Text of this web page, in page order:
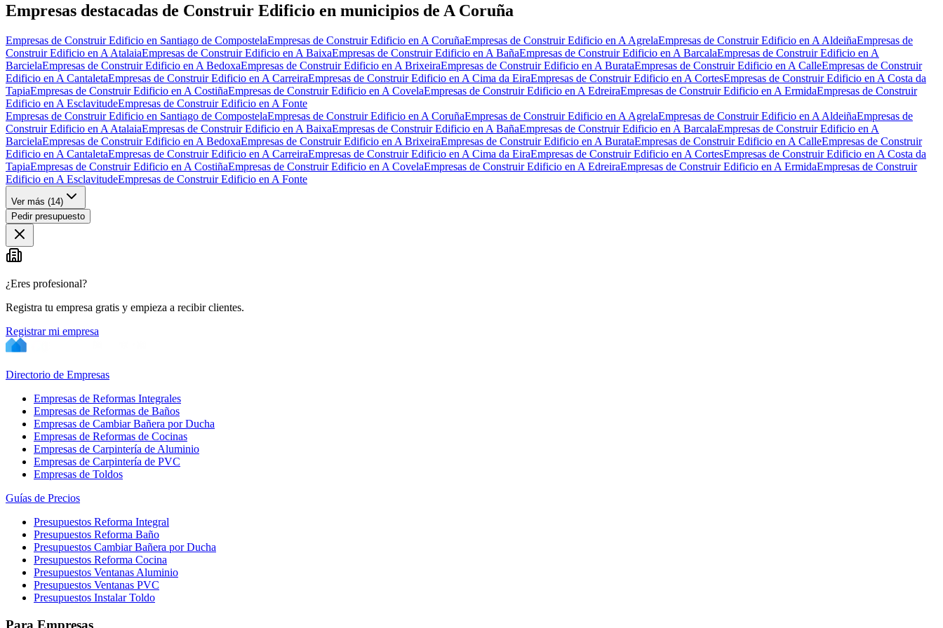
−
Empresas destacadas de Construir Edificio en municipios de A Coruña
Empresas de Construir Edificio en Santiago de CompostelaEmpresas de Construir Edificio en A CoruñaEmpresas de Construir Edificio en A AgrelaEmpresas de Construir Edificio en A AldeiñaEmpresas de
Construir Edificio en A AtalaiaEmpresas de Construir Edificio en A BaixaEmpresas de Construir Edificio en A BañaEmpresas de Construir Edificio en A BarcalaEmpresas de Construir Edificio en A
BarcielaEmpresas de Construir Edificio en A BedoxaEmpresas de Construir Edificio en A BrixeiraEmpresas de Construir Edificio en A BurataEmpresas de Construir Edificio en A CalleEmpresas de Construir
Edificio en A CantaletaEmpresas de Construir Edificio en A CarreiraEmpresas de Construir Edificio en A Cima da EiraEmpresas de Construir Edificio en A CortesEmpresas de Construir Edificio en A Costa da
TapiaEmpresas de Construir Edificio en A CostiñaEmpresas de Construir Edificio en A CovelaEmpresas de Construir Edificio en A EdreiraEmpresas de Construir Edificio en A ErmidaEmpresas de Construir
Edificio en A EsclavitudeEmpresas de Construir Edificio en A Fonte
Empresas de Construir Edificio en Santiago de CompostelaEmpresas de Construir Edificio en A CoruñaEmpresas de Construir Edificio en A AgrelaEmpresas de Construir Edificio en A AldeiñaEmpresas de
Construir Edificio en A AtalaiaEmpresas de Construir Edificio en A BaixaEmpresas de Construir Edificio en A BañaEmpresas de Construir Edificio en A BarcalaEmpresas de Construir Edificio en A
BarcielaEmpresas de Construir Edificio en A BedoxaEmpresas de Construir Edificio en A BrixeiraEmpresas de Construir Edificio en A BurataEmpresas de Construir Edificio en A CalleEmpresas de Construir
Edificio en A CantaletaEmpresas de Construir Edificio en A CarreiraEmpresas de Construir Edificio en A Cima da EiraEmpresas de Construir Edificio en A CortesEmpresas de Construir Edificio en A Costa da
TapiaEmpresas de Construir Edificio en A CostiñaEmpresas de Construir Edificio en A CovelaEmpresas de Construir Edificio en A EdreiraEmpresas de Construir Edificio en A ErmidaEmpresas de Construir
Edificio en A EsclavitudeEmpresas de Construir Edificio en A Fonte
Ver más (14)
Pedir presupuesto
¿Eres profesional?
Registra tu empresa gratis y empieza a recibir clientes.
Registrar mi empresa
Directorio de Empresas
Empresas de Reformas Integrales
Empresas de Reformas de Baños
Empresas de Cambiar Bañera por Ducha
Empresas de Reformas de Cocinas
Empresas de Carpintería de Aluminio
Empresas de Carpintería de PVC
Empresas de Toldos
Guías de Precios
Presupuestos Reforma Integral
Presupuestos Reforma Baño
Presupuestos Cambiar Bañera por Ducha
Presupuestos Reforma Cocina
Presupuestos Ventanas Aluminio
Presupuestos Ventanas PVC
Presupuestos Instalar Toldo
Para Empresas